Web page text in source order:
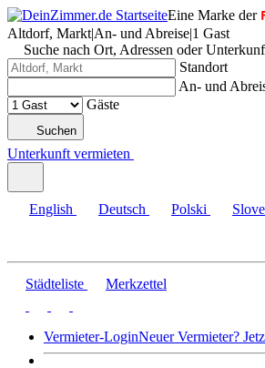
Eine Marke der
Altdorf, Markt|An- und Abreise|1 Gast
Suche nach Ort, Adressen oder
Standort
An- und
Gäste
Suchen
Unterkunft vermieten
English Deutsch Polski
Städteliste Merkzettel
Vermieter-LoginNeuer Vermieter?